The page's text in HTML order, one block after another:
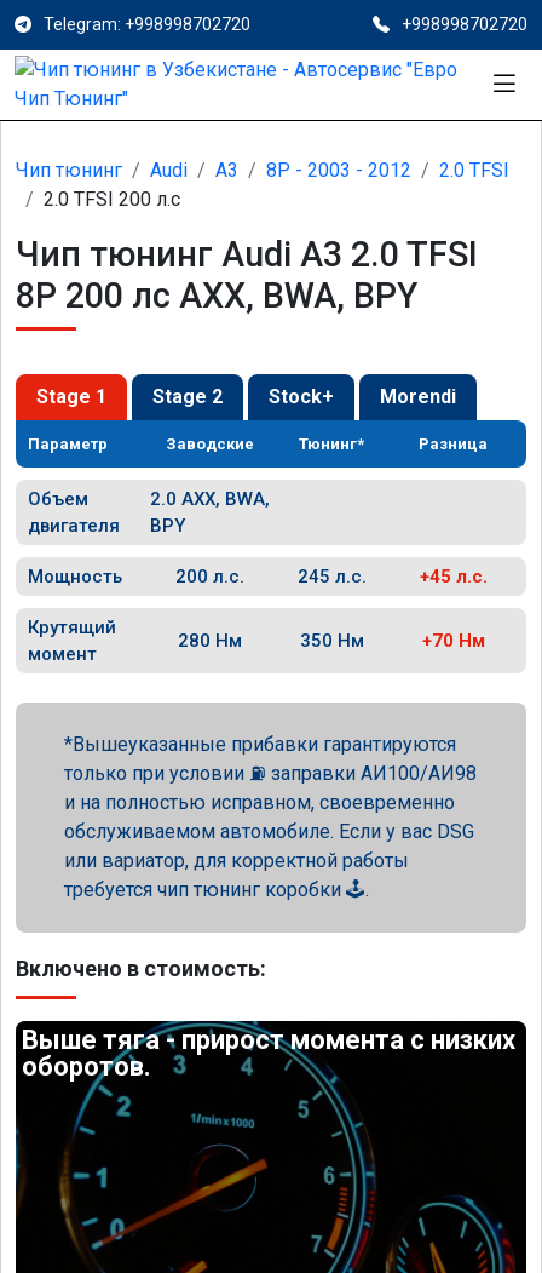
Telegram: +998998702720 +998998702720
Чип тюнинг Audi A3 8P - 2003 - 2012
2.0 TFSI
2.0 TFSI 200 л.с
Чип тюнинг Audi A3 2.0 TFSI
8P 200 лс AXX, BWA, BPY
Stage 1 Stage 2 Stock+ Morendi
Параметр Заводские Тюнинг* Разница
Объем
двигателя
2.0 AXX, BWA,
BPY
Мощность 200 л.с. 245 л.с. +45 л.с.
Крутящий
момент
280 Нм 350 Нм +70 Нм
Вышеуказанные прибавки гарантируются
только при условии ⛽ заправки АИ100/АИ98
и на полностью исправном, своевременно
обслуживаемом автомобиле. Если у вас DSG
или вариатор, для корректной работы
требуется чип тюнинг коробки 🕹️.
Включено в стоимость:
Выше тяга - прирост момента с низких
оборотов.